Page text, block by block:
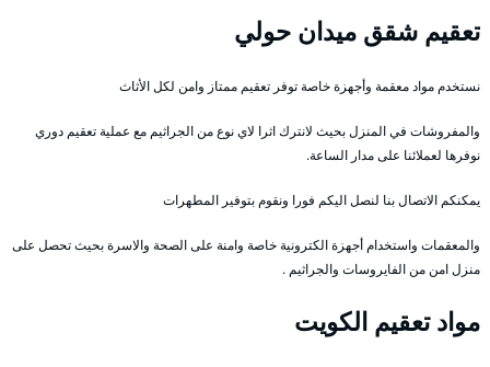
تعقيم شقق ميدان حولي
نستخدم مواد معقمة وأجهزة خاصة توفر تعقيم ممتاز وامن لكل الأثاث
والمفروشات في المنزل بحيث لانترك اثرا لاي نوع من الجراثيم مع عملية تعقيم دوري
نوفرها لعملائنا على مدار الساعة.
يمكنكم الاتصال بنا لنصل اليكم فورا ونقوم بتوفير المطهرات
والمعقمات واستخدام أجهزة الكترونية خاصة وامنة على الصحة والاسرة بحيث تحصل على
منزل امن من الفايروسات والجراثيم .
مواد تعقيم الكويت